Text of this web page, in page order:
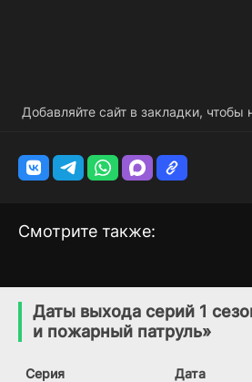
Добавляйте сайт в закладки, чтобы
Смотрите также:
7.9 7.4
Даты выхода серий 1
и пожарный патруль»
Серия Дата